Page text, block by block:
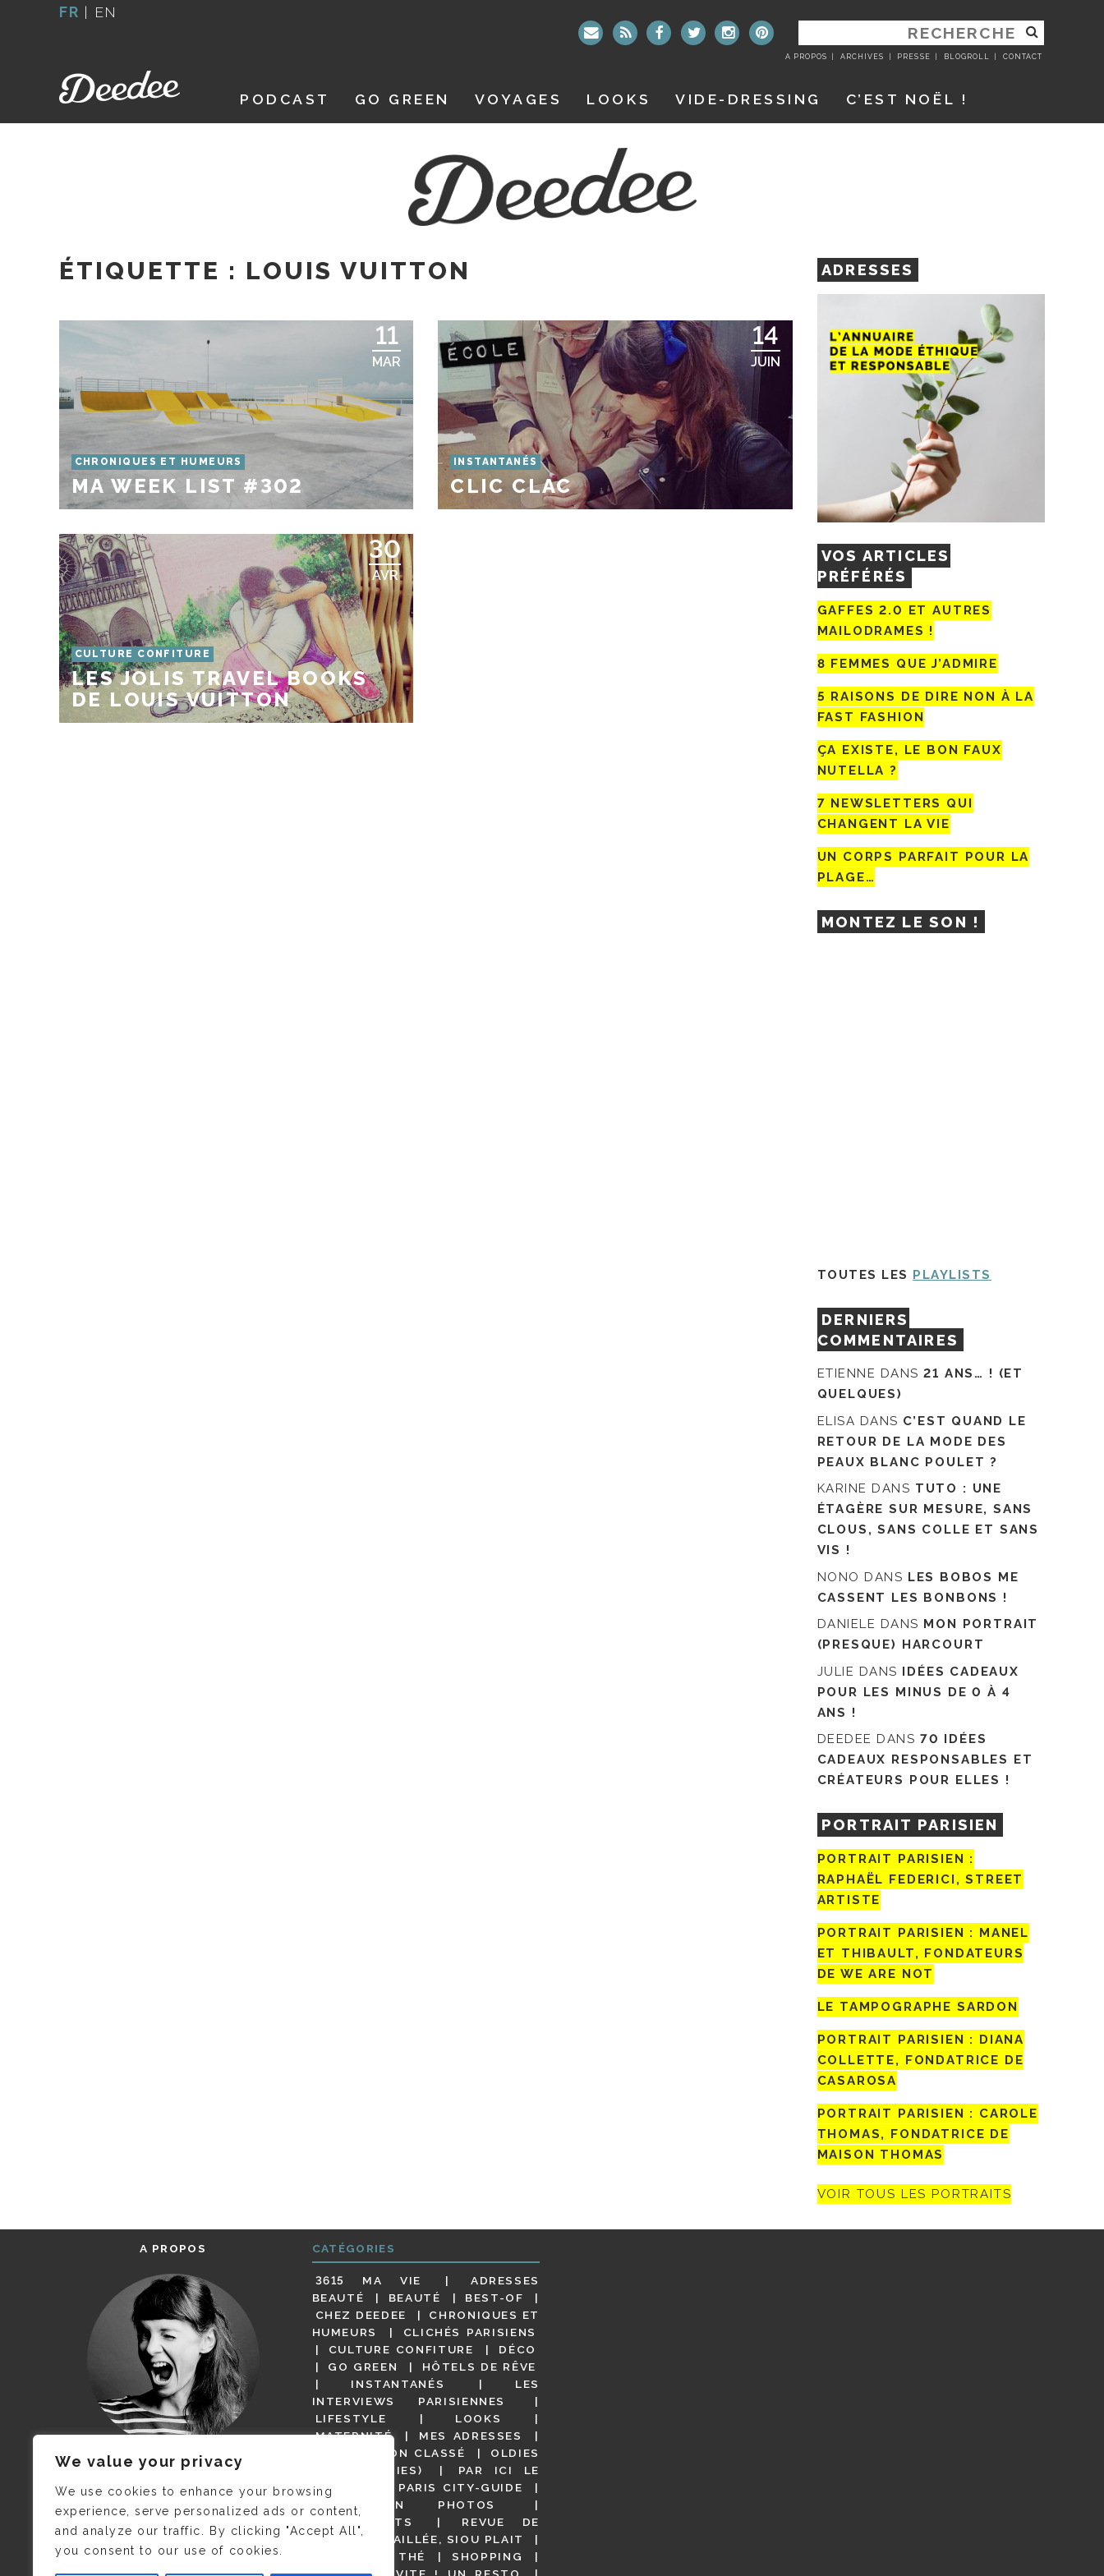
We value your privacy
We use cookies to enhance your browsing
experience, serve personalized ads or content,
and analyze our traffic. By clicking "Accept All",
you consent to our use of cookies.
FR | EN
RECHERCHER
:
A PROPOS ARCHIVES PRESSE BLOGROLL CONTACT
PODCAST GO GREEN VOYAGES LOOKS VIDE-DRESSING C’EST NOËL !
ÉTIQUETTE : LOUIS VUITTON
11
MAR
CHRONIQUES ET HUMEURS
MA WEEK LIST #302
14
JUIN
INSTANTANÉS
CLIC CLAC
30
AVR
CULTURE CONFITURE
LES JOLIS TRAVEL BOOKS
DE LOUIS VUITTON
ADRESSES
VOS ARTICLES
PRÉFÉRÉS
GAFFES 2.0 ET AUTRES
MAILODRAMES !
8 FEMMES QUE J’ADMIRE
5 RAISONS DE DIRE NON À LA
FAST FASHION
ÇA EXISTE, LE BON FAUX
NUTELLA ?
7 NEWSLETTERS QUI
CHANGENT LA VIE
UN CORPS PARFAIT POUR LA
PLAGE…
MONTEZ LE SON !
TOUTES LES PLAYLISTS
DERNIERS
COMMENTAIRES
ETIENNE DANS21 ANS… ! (ET
QUELQUES)
ELISA DANS C’EST QUAND LE
RETOUR DE LA MODE DES
PEAUX BLANC POULET ?
KARINE DANS TUTO : UNE
ÉTAGÈRE SUR MESURE, SANS
CLOUS, SANS COLLE ET SANS
VIS !
NONO DANS LES BOBOS ME
CASSENT LES BONBONS !
DANIELE DANS MON PORTRAIT
(PRESQUE) HARCOURT
JULIE DANS IDÉES CADEAUX
POUR LES MINUS DE 0 À 4
ANS !
DEEDEE DANS 70 IDÉES
CADEAUX RESPONSABLES ET
CRÉATEURS POUR ELLES !
PORTRAIT PARISIEN
PORTRAIT PARISIEN :
RAPHAËL FEDERICI, STREET
ARTISTE
PORTRAIT PARISIEN : MANEL
ET THIBAULT, FONDATEURS
DE WE ARE NOT
LE TAMPOGRAPHE SARDON
PORTRAIT PARISIEN : DIANA
COLLETTE, FONDATRICE DE
CASAROSA
PORTRAIT PARISIEN : CAROLE
THOMAS, FONDATRICE DE
MAISON THOMAS
VOIR TOUS LES PORTRAITS
A PROPOS
JE M’APPELLE DELPHINE MAIS
C’EST ©CAMILLE COLLIN QUI A
PRIS CETTE PHOTO !
CATÉGORIES
3615 MA VIE
ADRESSES
BEAUTÉ
BEAUTÉ
BEST-OF
CHEZ DEEDEE
CHRONIQUES ET
HUMEURS
CLICHÉS PARISIENS
CULTURE CONFITURE
DÉCO
GO GREEN
HÔTELS DE RÊVE
INSTANTANÉS
LES
INTERVIEWS PARISIENNES
LIFESTYLE
LOOKS
MATERNITÉ
MES ADRESSES
NON CLASSÉ
OLDIES
(BUT GOODIES)
PAR ICI LE
MAGOT !
PARIS CITY-GUIDE
PARIS EN PHOTOS
RESTAURANTS
REVUE DE
PRESSE DÉTAILLÉE, SIOU PLAIT
SALONS DE THÉ
SHOPPING
VIDÉOS
VITE ! UN RESTO